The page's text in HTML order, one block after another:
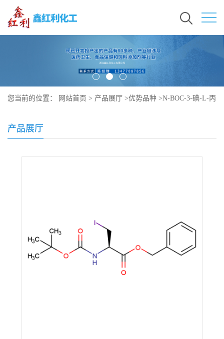
您当前的位置： 网站首页 > 产品展厅 >优势品种 >N-BOC-3-碘-L-丙
产品展厅